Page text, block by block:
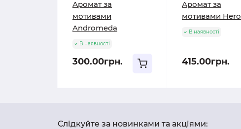
Аромат за
мотивами
Andromeda
В наявності
300.00грн.
Аромат за
мотивами
В наявності
415.00грн.
Слідкуйте за новинками та акціями: